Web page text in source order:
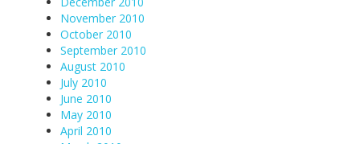
November 2010
October 2010
September 2010
August 2010
July 2010
June 2010
May 2010
April 2010